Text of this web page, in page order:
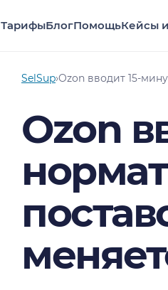
ТарифыБлогПомощьКейсы
SelSup›Ozon вводит 15-
Ozon